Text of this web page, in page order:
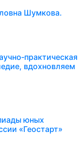
Шумкова.
вдохновляем
юных
«Геостарт»